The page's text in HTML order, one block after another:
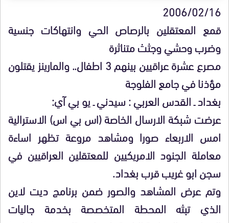
2006/02/16
قمع المعتقلين بالرصاص الحي وانتهاكات جنسية
وضرب وحشي وجثث متناثرة
مصرع عشرة عراقيين بينهم 3 اطفال.. والمارينز يقتلون
مؤذنا في جامع الفلوجة
بغداد ـ القدس العربي : سيدني ـ يو بي آي:
عرضت شبكة الارسال الخاصة (اس بي اس) الاسترالية
امس الاربعاء صورا ومشاهد مروعة تظهر اساءة
معاملة الجنود الامريكيين للمعتقلين العراقيين في
سجن ابو غريب قرب بغداد.
وتم عرض المشاهد والصور ضمن برنامج ديت لاين
الذي تبثه المحطة المتخصصة بخدمة جاليات